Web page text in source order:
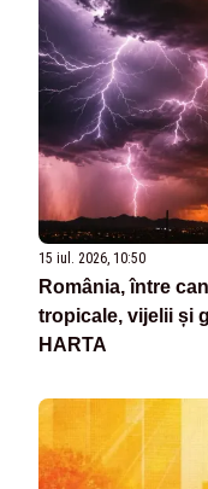
15 iul. 2026, 10:50
România, între
tropicale, vijelii și
HARTA